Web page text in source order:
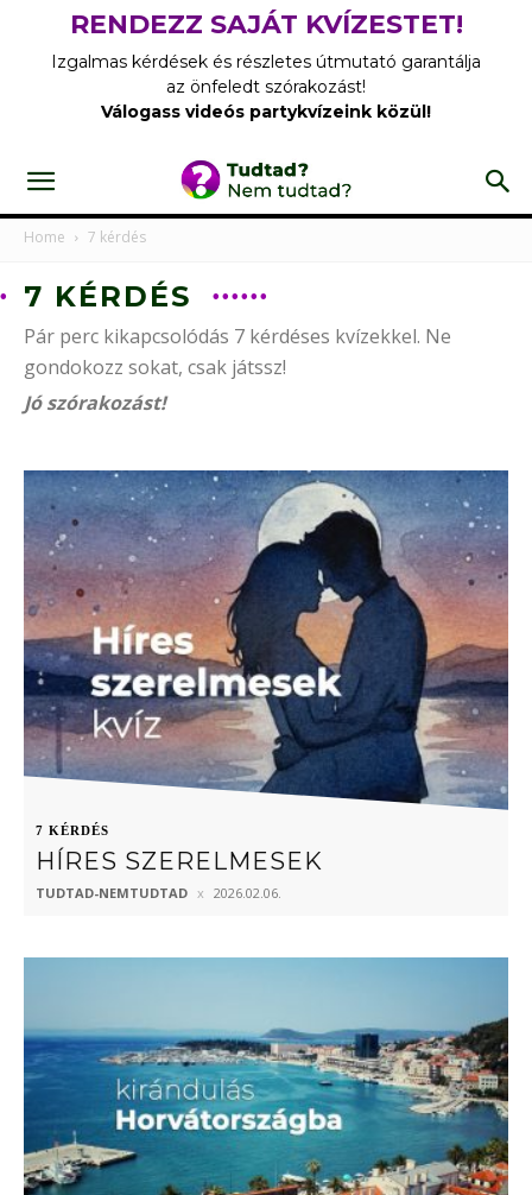
RENDEZZ SAJÁT KVÍZESTET!
Izgalmas kérdések és részletes útmutató garantálja
az önfeledt szórakozást!
Válogass videós partykvízeink közül!
Home 7 kérdés
7 KÉRDÉS
Pár perc kikapcsolódás 7 kérdéses kvízekkel. Ne
gondokozz sokat, csak játssz!
Jó szórakozást!
7 KÉRDÉS
HÍRES SZERELMESEK
TUDTAD-NEMTUDTAD 2026.02.06.